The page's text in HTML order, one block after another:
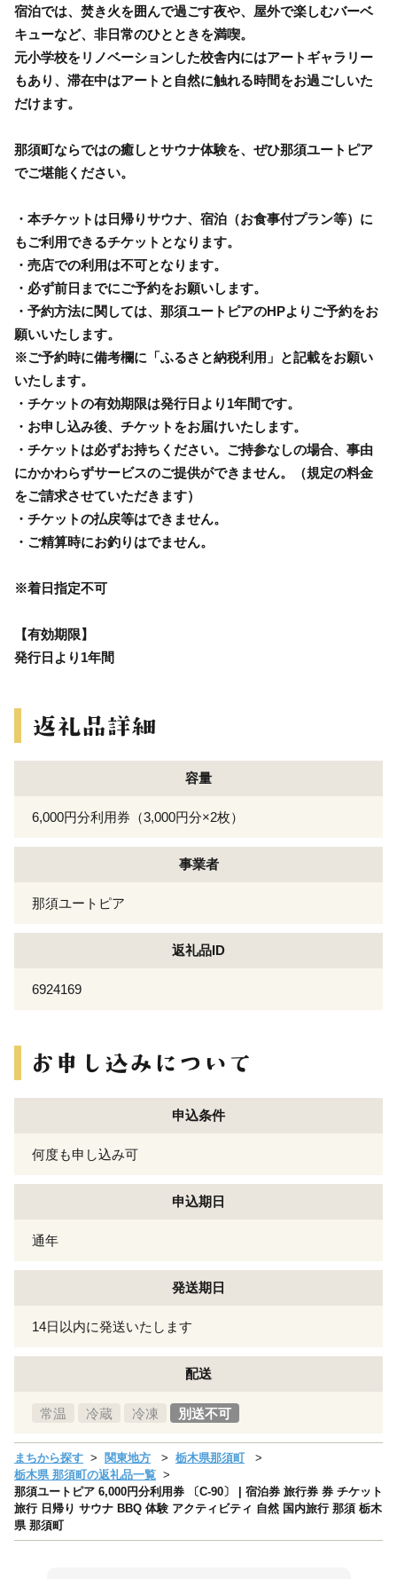
宿泊では、焚き火を囲んで過ごす夜や、屋外で楽しむバーベ
キューなど、非日常のひとときを満喫。
元小学校をリノベーションした校舎内にはアートギャラリー
もあり、滞在中はアートと自然に触れる時間をお過ごしいた
だけます。
那須町ならではの癒しとサウナ体験を、ぜひ那須ユートピア
でご堪能ください。
・本チケットは日帰りサウナ、宿泊（お食事付プラン等）に
もご利用できるチケットとなります。
・売店での利用は不可となります。
・必ず前日までにご予約をお願いします。
・予約方法に関しては、那須ユートピアのHPよりご予約をお
願いいたします。
※ご予約時に備考欄に「ふるさと納税利用」と記載をお願い
いたします。
・チケットの有効期限は発行日より1年間です。
・お申し込み後、チケットをお届けいたします。
・チケットは必ずお持ちください。ご持参なしの場合、事由
にかかわらずサービスのご提供ができません。（規定の料金
をご請求させていただきます）
・チケットの払戻等はできません。
・ご精算時にお釣りはでません。
※着日指定不可
【有効期限】
発行日より1年間
容量
6,000円分利用券（3,000円分×2枚）
事業者
那須ユートピア
返礼品ID
6924169
申込条件
何度も申し込み可
申込期日
通年
発送期日
14日以内に発送いたします
配送
常温 冷蔵 冷凍 別送不可
まちから探す 関東地方
栃木県那須町
栃木県 那須町の返礼品一覧
那須ユートピア 6,000円分利用券 〔C-90〕 | 宿泊券 旅行券 券 チケット
旅行 日帰り サウナ BBQ 体験 アクティビティ 自然 国内旅行 那須 栃木
県 那須町